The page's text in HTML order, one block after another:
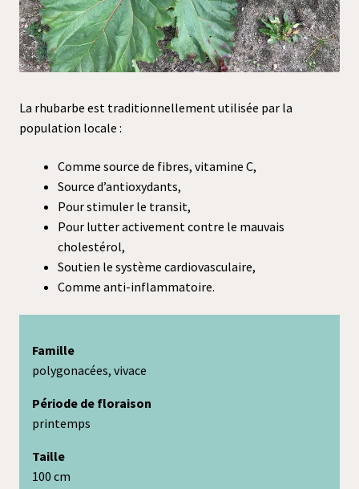
Agenda
Points de vente
Contact / commande
La rhubarbe est traditionnellement utilisée par la
population locale :
Comme source de fibres, vitamine C,
Source d’antioxydants,
Pour stimuler le transit,
Pour lutter activement contre le mauvais
cholestérol,
Soutien le système cardiovasculaire,
Comme anti-inflammatoire.
Famille
polygonacées, vivace
Période de floraison
printemps
Taille
100 cm